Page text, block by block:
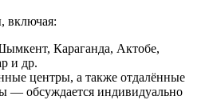
включая:
Караганда, Актобе,
и др.
центры, а также отдалённые
— обсуждается индивидуально